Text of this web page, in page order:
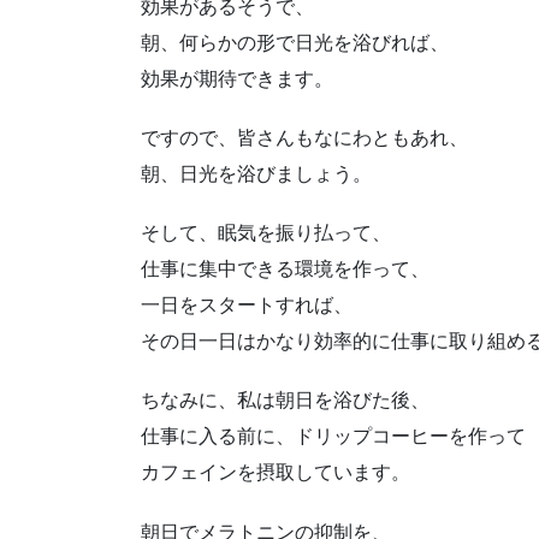
効果があるそうで、
朝、何らかの形で日光を浴びれば、
効果が期待できます。
ですので、皆さんもなにわともあれ、
朝、日光を浴びましょう。
そして、眠気を振り払って、
仕事に集中できる環境を作って、
一日をスタートすれば、
その日一日はかなり効率的に仕事に取り組め
ちなみに、私は朝日を浴びた後、
仕事に入る前に、ドリップコーヒーを作って
カフェインを摂取しています。
朝日でメラトニンの抑制を、